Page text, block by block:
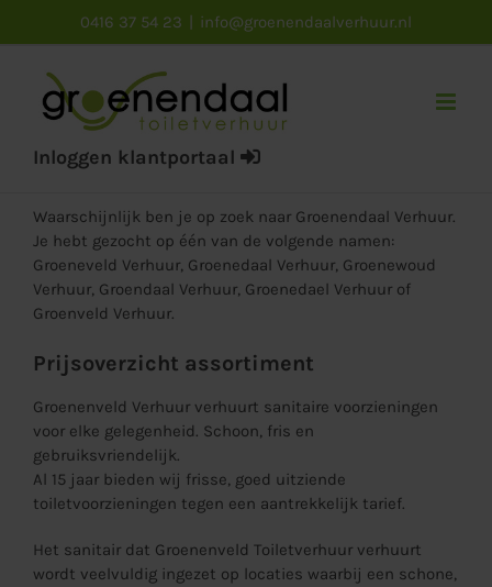
0416 37 54 23 | info@groenendaalverhuur.nl
Inloggen klantportaal
Waarschijnlijk ben je op zoek naar Groenendaal Verhuur.
Je hebt gezocht op één van de volgende namen:
Groeneveld Verhuur, Groenedaal Verhuur, Groenewoud
Verhuur, Groendaal Verhuur, Groenedael Verhuur of
Groenveld Verhuur.
Prijsoverzicht assortiment
Groenenveld Verhuur verhuurt sanitaire voorzieningen
voor elke gelegenheid. Schoon, fris en
gebruiksvriendelijk.
Al 15 jaar bieden wij frisse, goed uitziende
toiletvoorzieningen tegen een aantrekkelijk tarief.
Het sanitair dat Groenenveld Toiletverhuur verhuurt
wordt veelvuldig ingezet op locaties waarbij een schone,